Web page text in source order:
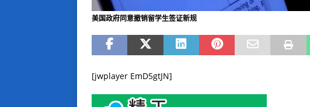
美国政府同意撤销留学生签证新规
[jwplayer EmD5gtJN]